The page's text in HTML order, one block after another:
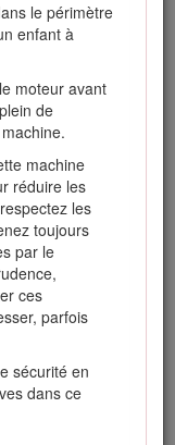
le périmètre
enfant à
moteur avant
de
machine
réduire les
les
toujours
par le
ces
parfois
sécurité en
dans ce
et de série
gauche du cadre,
dans l'espace
des dangers
de sécurité
entraîner des
passer des